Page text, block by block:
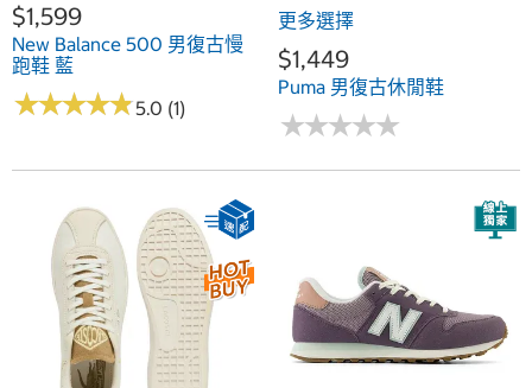
$1,599
New Balance 500 男復古慢
跑鞋 藍
★★★★★
★★★★★5.0 (1)
更多選擇
$1,449
Puma 男復古休閒鞋
★★★★★
★★★★★